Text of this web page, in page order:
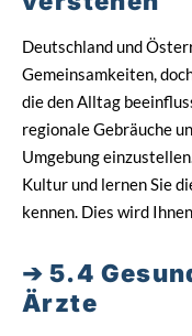
Deutschland und
Gemeinsamkeiten,
die den Alltag
regionale Gebräuche
Umgebung
Kultur und lernen Sie
kennen. Dies wird
5.4
Ärzte